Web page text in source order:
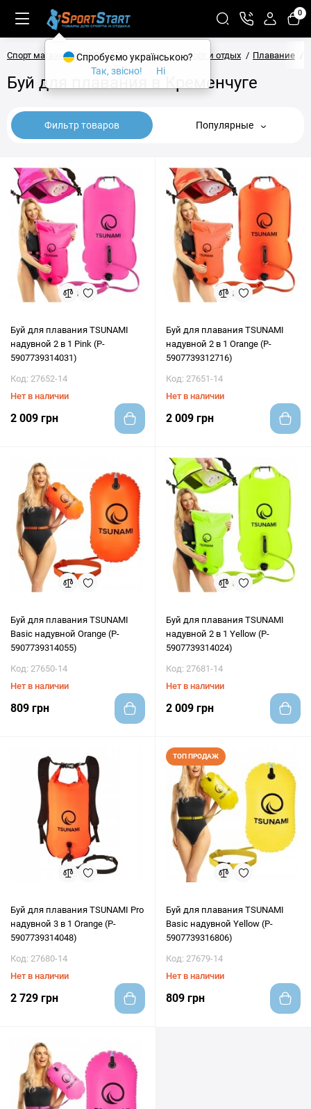
0
Спорт магазин SPORTSTART Активный спорт и отдых Плавание
Буй для плавания в Кременчуге
Фильтр товаров Популярные
Буй для плавания TSUNAMI
надувной 2 в 1 Pink (P-
5907739314031)
Код: 27652-14
Нет в наличии
2 009 грн
Буй для плавания TSUNAMI
надувной 2 в 1 Orange (P-
5907739312716)
Код: 27651-14
Нет в наличии
2 009 грн
Буй для плавания TSUNAMI
Basic надувной Orange (P-
5907739314055)
Код: 27650-14
Нет в наличии
809 грн
Буй для плавания TSUNAMI
надувной 2 в 1 Yellow (P-
5907739314024)
Код: 27681-14
Нет в наличии
2 009 грн
Буй для плавания TSUNAMI Pro
надувной 3 в 1 Orange (P-
5907739314048)
Код: 27680-14
Нет в наличии
2 729 грн
ТОП ПРОДАЖ
Буй для плавания TSUNAMI
Basic надувной Yellow (P-
5907739316806)
Код: 27679-14
Нет в наличии
809 грн
Спробуємо українською?
Так, звісно!
Ні